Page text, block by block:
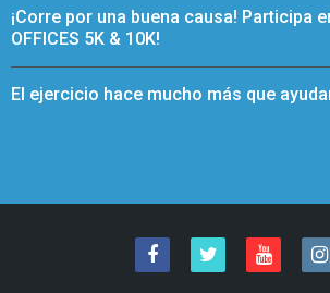
¡Corre por una buena causa! Participa
OFFICES 5K & 10K!
El ejercicio hace mucho más que